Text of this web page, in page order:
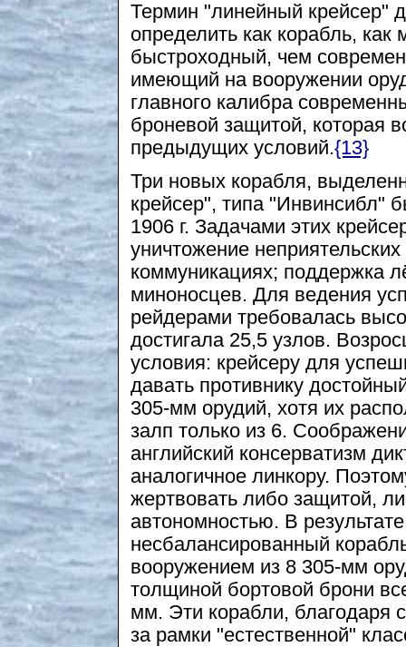
Термин "линейный крейсер"
определить как корабль,
быстроходный, чем
имеющий на вооружении
главного калибра
броневой защитой, которая
предыдущих условий.{13}
Три новых корабля,
крейсер", типа "Инвинсибл"
1906 г. Задачами этих
уничтожение
коммуникациях; поддержка
миноносцев. Для ведения
рейдерами требовалась
достигала 25,5 узлов.
условия: крейсеру для
давать противнику
305-мм орудий, хотя их
залп только из 6.
английский консерватизм
аналогичное линкору.
жертвовать либо защитой,
автономностью. В
несбалансированный
вооружением из 8 305-мм
толщиной бортовой брони
мм. Эти корабли, благодаря
за рамки "естественной"